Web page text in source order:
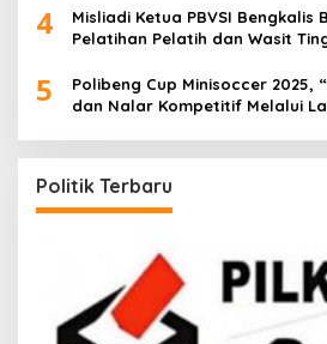
4
Misliadi Ketua PBVSI Bengkalis
Pelatihan Pelatih dan Wasit
5
Polibeng Cup Minisoccer 2025,
dan Nalar Kompetitif Melalui
Politik Terbaru